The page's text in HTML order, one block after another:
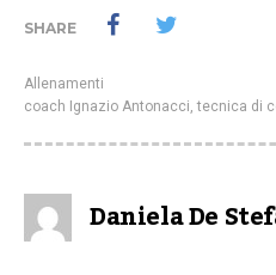
SHARE
Allenamenti
coach Ignazio Antonacci ,tecnica di
Daniela De